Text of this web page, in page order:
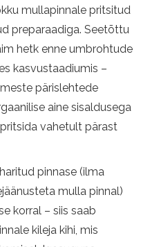
mullapinnale pritsitud
preparaadiga. Seetõttu
hetk enne umbrohtude
kasvustaadiumis –
pärislehtede
aine sisaldusega
vahetult pärast
pinnase (ilma
mulla pinnal)
korral – siis saab
kileja kihi, mis